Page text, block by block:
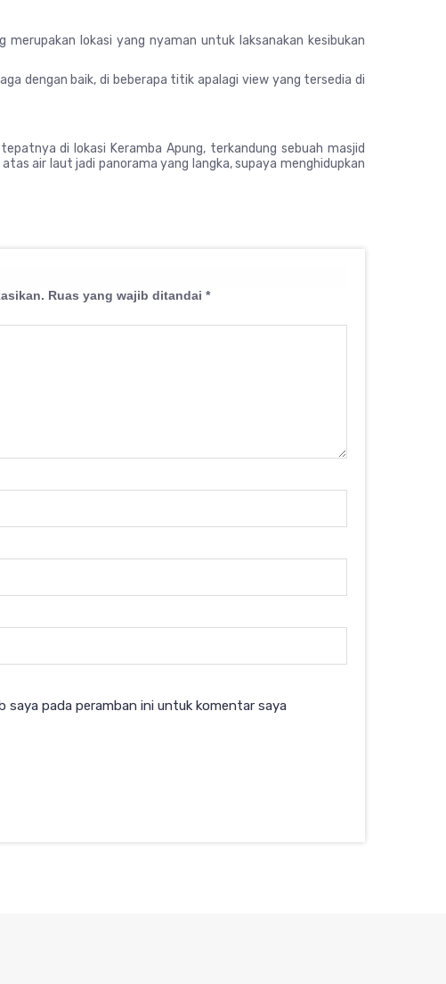
merupakan lokasi yang nyaman untuk laksanakan kesibukan
dengan baik, di beberapa titik apalagi view yang tersedia di
di lokasi Keramba Apung, terkandung sebuah masjid
air laut jadi panorama yang langka, supaya menghidupkan
Ruas yang wajib ditandai *
saya pada peramban ini untuk komentar saya